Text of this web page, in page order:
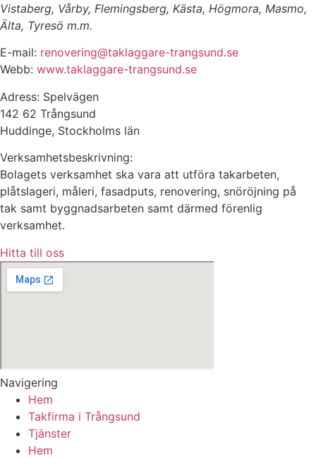
Vistaberg, Vårby, Flemingsberg, Kästa, Högmora, Masmo,
Älta, Tyresö m.m.
E-mail: renovering@taklaggare-trangsund.se
Webb: www.taklaggare-trangsund.se
Adress: Spelvägen
142 62 Trångsund
Huddinge, Stockholms län
Verksamhetsbeskrivning:
Bolagets verksamhet ska vara att utföra takarbeten,
plåtslageri, måleri, fasadputs, renovering, snöröjning på
tak samt byggnadsarbeten samt därmed förenlig
verksamhet.
Hitta till oss
Navigering
Hem
Takfirma i Trångsund
Tjänster
Hem